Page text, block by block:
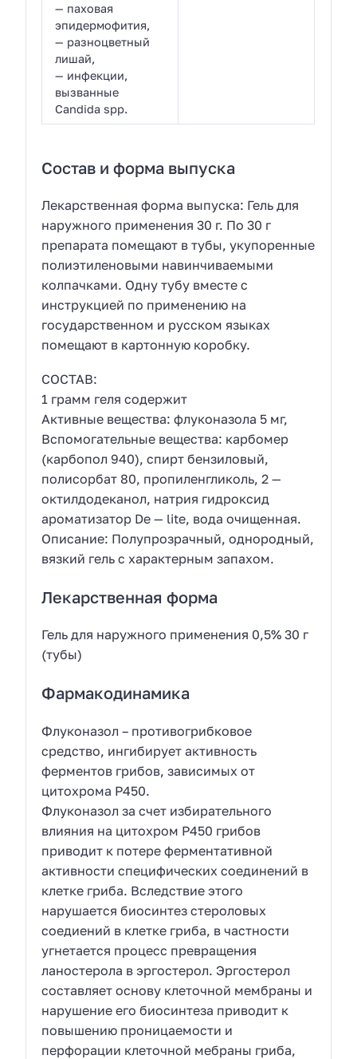
— паховая
эпидермофития,
— разноцветный
лишай,
— инфекции,
вызванные
Candida spp.
Состав и форма выпуска
Лекарственная форма выпуска: Гель для
наружного применения 30 г. По 30 г
препарата помещают в тубы, укупоренные
полиэтиленовыми навинчиваемыми
колпачками. Одну тубу вместе с
инструкцией по применению на
государственном и русском языках
помещают в картонную коробку.
СОСТАВ:
1 грамм геля содержит
Активные вещества: флуконазола 5 мг,
Вспомогательные вещества: карбомер
(карбопол 940), спирт бензиловый,
полисорбат 80, пропиленгликоль, 2 —
октилдодеканол, натрия гидроксид
ароматизатор De — lite, вода очищенная.
Описание: Полупрозрачный, однородный,
вязкий гель с характерным запахом.
Лекарственная форма
Гель для наружного применения 0,5% 30 г
(тубы)
Фармакодинамика
Флуконазол – противогрибковое
средство, ингибирует активность
ферментов грибов, зависимых от
цитохрома Р450.
Флуконазол за счет избирательного
влияния на цитохром Р450 грибов
приводит к потере ферментативной
активности специфических соединений в
клетке гриба. Вследствие этого
нарушается биосинтез стероловых
соедиений в клетке гриба, в частности
угнетается процесс превращения
ланостерола в эргостерол. Эргостерол
составляет основу клеточной мембраны и
нарушение его биосинтеза приводит к
повышению проницаемости и
перфорации клеточной мебраны гриба,